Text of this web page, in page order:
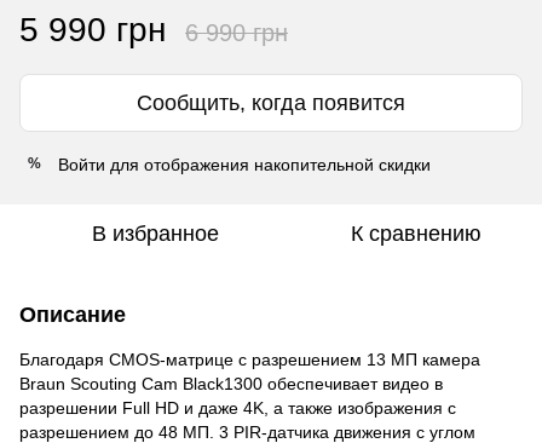
5 990 грн 6 990 грн
Сообщить, когда появится
% Войти для отображения накопительной скидки
В избранное К сравнению
Описание
Благодаря CMOS-матрице с разрешением 13 МП камера
Braun Scouting Cam Black1300 обеспечивает видео в
разрешении Full HD и даже 4K, а также изображения с
разрешением до 48 МП. 3 PIR-датчика движения с углом